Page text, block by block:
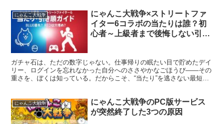
にゃんこ大戦争
にゃんこ大戦争×ストリートファ
イター6コラボの当たりは誰？初
心者～上級者まで後悔しない引き
ガチャ石は、ただの数字じゃない。仕事帰りの眠たい目で貯めたデイ
リー、ログインを忘れなかった自分へのささやかなごほうび――その
重さを、ぼくは知っている。だからこそ、“当たり”を逃さない最短ル
にゃんこ大戦争
にゃんこ大戦争のPC版サービス
が突然終了した3つの原因